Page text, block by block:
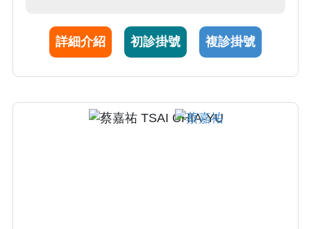
洲師承國際骨盆腫瘤大師Michael Solomon以及
後腹腔腫瘤專家Peter Lee，以期帶給病患更完
間的溝通及決策，制定最適合病患之治療計
畫，曾獲選醫院親善楷模醫師代表
詳細介紹 初診掛號 複診掛號